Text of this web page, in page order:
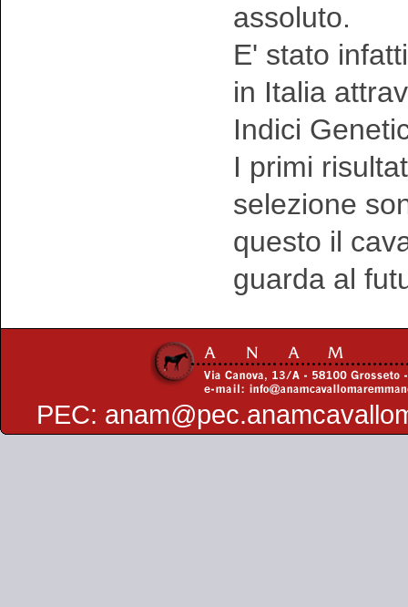
assoluto.
E' stato
in Italia
Indici
I primi
selezione
questo il
guarda al
PEC: